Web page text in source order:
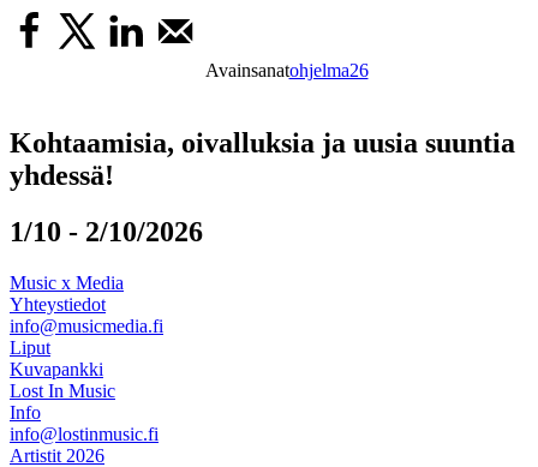
Avainsanatohjelma26
Kohtaamisia, oivalluksia ja uusia suuntia
yhdessä!
1/10 - 2/10/2026
Music x Media
Yhteystiedot
info@musicmedia.fi
Liput
Kuvapankki
Lost In Music
Info
info@lostinmusic.fi
Artistit 2026